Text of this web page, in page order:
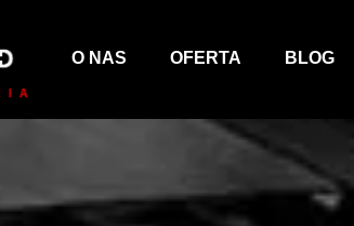
O NAS OFERTA BLOG